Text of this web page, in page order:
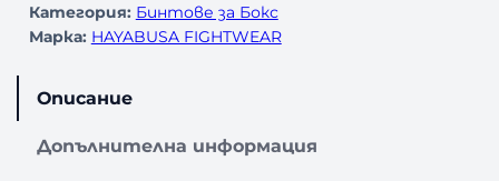
ч
е
т
Категория: Бинтове за Бокс
Марка: HAYABUSA FIGHTWEAR
Описание
Допълнителна информация